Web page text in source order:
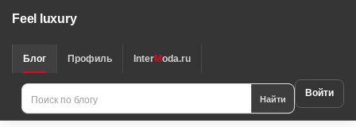
Feel luxury
Блог Профиль InterModa.ru
Найти Войти